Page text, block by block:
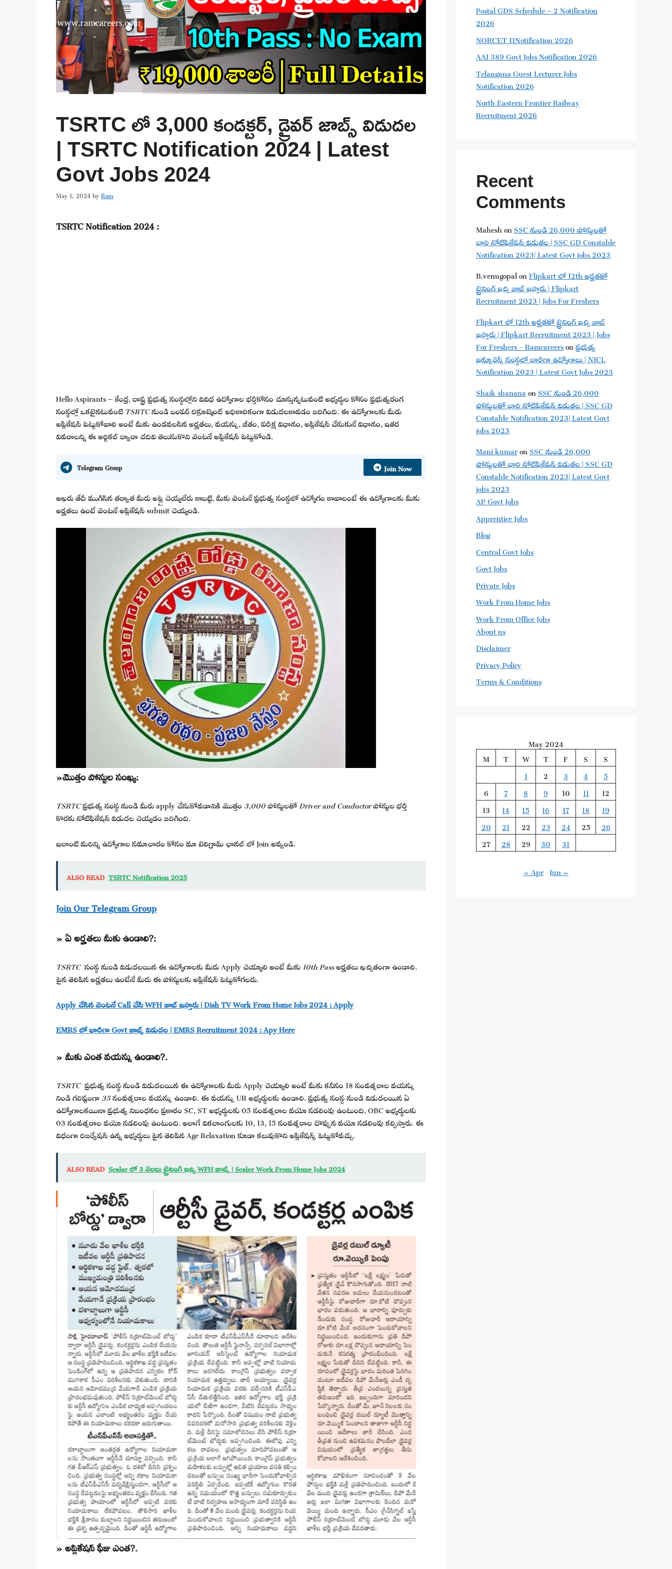
TSRTC లో 3,000 కండక్టర్, డ్రైవర్ జాబ్స్ విడుదల
| TSRTC Notification 2024 | Latest
Govt Jobs 2024
May 1, 2024byRam
TSRTC Notification 2024:
Hello Aspirants – కేంద్ర, రాష్ట్ర ప్రభుత్వ సంస్థల్లోని వివిధ ఉద్యోగాల భర్తీకోసం చూస్తున్నటువంటి అభ్యర్థుల కోసం ప్రభుత్వరంగ
సంస్థల్లో ఒకటైనటువంటిTSRTCనుండి బంపర్ రిక్రూట్మెంట్ అధికారికంగా విడుదలకావడం జరిగింది. ఈ ఉద్యోగాలకు మీరు
అప్లికేషన్ పెట్టుకోవాలి అంటే మీకు ఉండవలసిన అర్హతలు, వయస్సు, జీతం, పరీక్ష విధానం, అప్లికేషన్ చేసుకునే విధానం, ఇతర
వివరాలన్ని ఈ ఆర్టికల్ ద్వారా చదివి తెలుసుకొని వెంటనే అప్లికేషన్ పెట్టుకోండి.
Telegram Group Join Now
ఆఖరు తేదీ ముగిసిన తర్వాత మీరు అప్లై చెయ్యలేరు కాబట్టి, మీకు వెంటనే ప్రభుత్వ సంస్థలో ఉద్యోగం కావాలంటే ఈ ఉద్యోగాలకు మీకు
అర్హతలు ఉంటే వెంటనే అప్లికేషన్ submit చెయ్యండి.
»మొత్తం పోస్టుల సంఖ్య:
TSRTCప్రభుత్వ సంస్థ నుండి మీరు apply చేసుకోవడానికి మొత్తం3,000పోస్టులతోDriver and Conductorపోస్టుల భర్తీ
కొరకు నోటిఫికేషన్ విడుదల చెయ్యడం జరిగింది.
ఇలాంటి మరిన్ని ఉద్యోగాల సమాచారం కోసం మా టెలిగ్రామ్ ఛానల్ లో Join అవ్వండి.
ALSO READ TSRTC Notification 2025
Join Our Telegram Group
» ఏ అర్హతలు మీకు ఉండాలి?:
TSRTCసంస్థ నుండి విడుదలయిన ఈ ఉద్యోగాలకు మీరు Apply చెయ్యాలి అంటే మీకు10th Passఅర్హతలు ఖచ్చితంగా ఉండాలి.
పైన తెలిపిన అర్హతలు ఉంటేనే మీరు ఈ పోస్టులకు అప్లికేషన్ పెట్టుకోగలరు.
Apply చేసిన వెంటనే Call చేసి WFH జాబ్ ఇస్తారు | Dish TV Work From Home Jobs 2024 : Apply
EMRS లో భారీగా Govt జాబ్స్ విడుదల | EMRS Recruitment 2024 : Apy Here
» మీకు ఎంత వయస్సు ఉండాలి?.
TSRTCప్రభుత్వ సంస్థ నుండి విడుదలయిన ఈ ఉద్యోగాలకు మీరు Apply చెయ్యాలి అంటే మీకు కనీసం 18 సంవత్సరాల వయస్సు
నిండి గరిష్టంగా35సంవత్సరాల వయస్సు ఉండాలి. ఈ వయస్సు UR అభ్యర్థులకు ఉండాలి. ప్రభుత్వ సంస్థ నుండి విడుదలయిన ఏ
ఉద్యోగాలకయినా ప్రభుత్వ నిబంధనల ప్రకారం SC, ST అభ్యర్థులకు 05 సంవత్సరాల వయో సడలింపు ఉంటుంది, OBC అభ్యర్థులకు
03 సంవత్సరాల వయో సడలింపు ఉంటుంది. అలాగే వికలాంగులకు 10, 13, 15 సంవత్సరాల చొప్పున వయో సడలింపు కల్పిస్తారు. ఈ
విధంగా రిజర్వేషన్ ఉన్న అభ్యర్థులు పైన తెలిపిన Age Relaxation కూడా కలుపుకొని అప్లికేషన్స్ పెట్టుకోవచ్చు.
ALSO READ Scalar లో 3 నెలలు ట్రైనింగ్ ఇచ్చి WFH జాబ్స్ | Scaler Work From Home Jobs 2024
» అప్లికేషన్ ఫీజు ఎంత?.
Postal GDS Schedule – 2 Notification
2026
NORCET 11Notification 2026
AAI 389 Govt Jobs Notification 2026
Telangana Guest Lecturer Jobs
Notification 2026
North Eastern Frontier Railway
Recruitment 2026
Recent
Comments
MaheshonSSC నుండి 26,000 పోస్టులతో
భారి నోటిఫికేషన్ విడుతల | SSC GD Constable
Notification 2023| Latest Govt jobs 2023
B.venugopalonFlipkart లో 12th అర్హతతో
ట్రైనింగ్ ఇచ్చి జాబ్ ఇస్తారు | Flipkart
Recruitment 2023 | Jobs For Freshers
Flipkart లో 12th అర్హతతో ట్రైనింగ్ ఇచ్చి జాబ్
ఇస్తారు | Flipkart Recruitment 2023 | Jobs
For Freshers - Ramcareersonప్రభుత్వ
ఇన్సూరెన్స్ సంస్థలో భారీగా ఉద్యోగాలు | NICL
Notification 2023 | Latest Govt Jobs 2023
Shaik shananaonSSC నుండి 26,000
పోస్టులతో భారి నోటిఫికేషన్ విడుతల | SSC GD
Constable Notification 2023| Latest Govt
jobs 2023
Mani kumaronSSC నుండి 26,000
పోస్టులతో భారి నోటిఫికేషన్ విడుతల | SSC GD
Constable Notification 2023| Latest Govt
jobs 2023
AP Govt Jobs
Apprentice Jobs
Blog
Central Govt Jobs
Govt Jobs
Private Jobs
Work From Home Jobs
Work From Office Jobs
About us
Disclaimer
Privacy Policy
Terms & Conditions
May 2024
M
T W T F S
S
1
2 3 4
5
6
7 8 9 10 11
12
13
14 15 16 17 18
19
20
21 22 23 24 25
26
27
28 29 30
31
« Apr Jun »